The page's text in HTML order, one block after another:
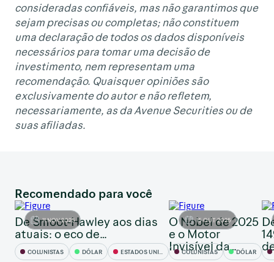
consideradas confiáveis, mas não garantimos que
sejam precisas ou completas; não constituem
uma declaração de todos os dados disponíveis
necessários para tomar uma decisão de
investimento, nem representam uma
recomendação. Quaisquer opiniões são
exclusivamente do autor e não refletem,
necessariamente, as da Avenue Securities ou de
suas afiliadas.
Recomendado para você
11 NOV 2025
De Smoot-Hawley aos dias
atuais: o eco de…
COLUNISTAS DÓLAR ESTADOS UNIDOS
15 OUT 2025
O Nobel de 2025
e o Motor
Invisível da…
COLUNISTAS DÓLAR